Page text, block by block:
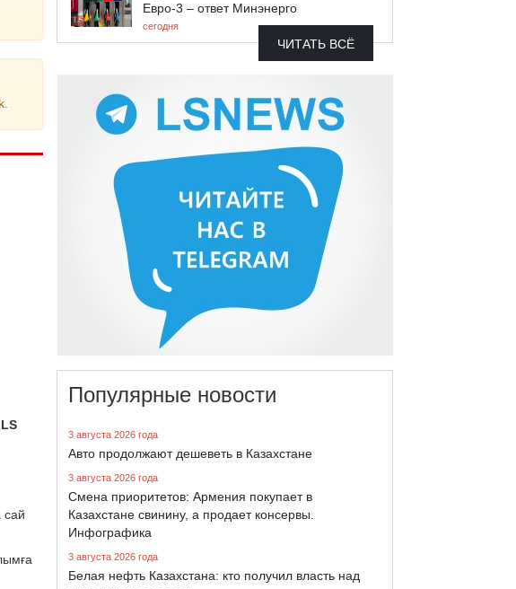
сай
Евро-3 – ответ Минэнерго
сегодня
ЧИТАТЬ ВСЁ
Популярные новости
3 августа 2026 года
Авто продолжают дешеветь в Казахстане
3 августа 2026 года
Смена приоритетов: Армения покупает в
Казахстане свинину, а продает консервы.
Инфографика
3 августа 2026 года
Белая нефть Казахстана: кто получил власть над